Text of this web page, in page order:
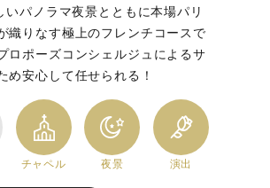
パノラマ夜景とともに本場パリ
織りなす極上のフレンチコースで
ロポーズコンシェルジュによるサ
め安心して任せられる！
チャペル 夜景 演出